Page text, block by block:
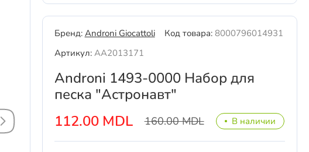
Бренд: Androni Giocattoli Код товара: 8000796014931
Артикул: AA2013171
Androni 1493-0000 Набор для
песка "Астронавт"
112.00 MDL
160.00 MDL В наличии